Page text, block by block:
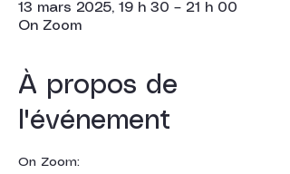
13 mars 2025, 19 h 30 – 21 h 00
On Zoom
À propos de
l'événement
On Zoom: